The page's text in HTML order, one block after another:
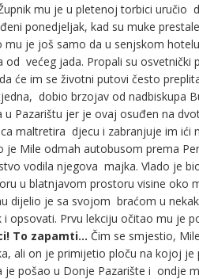
mu je u pletenoj torbici uručio
ponedjeljak, kad su muke
mu je još samo da u senjskom
od većeg jada. Propali su
će im se životni putovi često
dobio brzojav od nadbiskupa
u Pazarištu jer je ovaj osuđen na
maltretira djecu i zabranjuje im ići
je Mile odmah autobusom prema
vodila njegova majka. Vlado je
u blatnjavom prostoru visine oko
dijelio je sa svojom braćom u
i opsovati. Prvu lekciju očitao mu je
To zapamti… Čim se smjestio,
ali on je primijetio ploču na kojoj
je pošao u Donje Pazarište i ondje